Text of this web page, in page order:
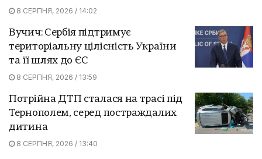
8 СЕРПНЯ, 2026 / 14:02
Вучич: Сербія підтримує
територіальну цілісність України
та її шлях до ЄС
8 СЕРПНЯ, 2026 / 13:59
Потрійна ДТП сталася на трасі під
Тернополем, серед постраждалих
дитина
8 СЕРПНЯ, 2026 / 13:40